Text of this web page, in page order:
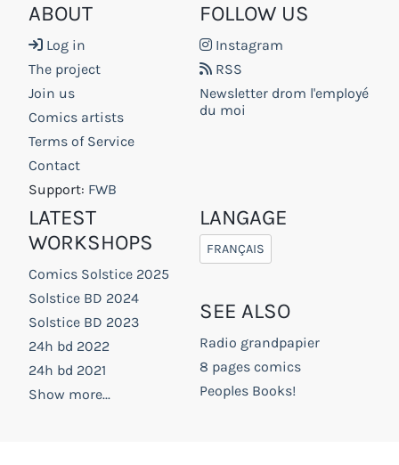
ABOUT
Log in
The project
Join us
Comics artists
Terms of Service
Contact
Support: FWB
FOLLOW US
Instagram
RSS
Newsletter drom l'employé
du moi
LATEST
WORKSHOPS
Comics Solstice 2025
Solstice BD 2024
Solstice BD 2023
24h bd 2022
24h bd 2021
Show more...
LANGAGE
FRANÇAIS
SEE ALSO
Radio grandpapier
8 pages comics
Peoples Books!